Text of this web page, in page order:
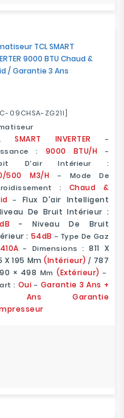
TCL SMART
9000 BTU Chaud &
/ Garantie 3 Ans
09CHSA-ZG21I]
SMART INVERTER -
:
9000 BTU/H -
D'air Intérieur :
500 M3/h - Mode De
: Chaud &
- Flux D'air Intelligent
De Bruit Intérieur :
- Niveau De Bruit
: 54dB - Type De Gaz
- Dimensions :811 X
X 195 Mm (Intérieur) / 787
× 498 Mm(Extérieur) -
: Oui - Garantie 3 Ans +
Ans Garantie